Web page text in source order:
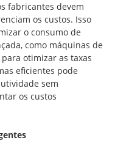
fabricantes devem
os custos. Isso
o consumo de
como máquinas de
otimizar as taxas
eficientes pode
sem
os custos